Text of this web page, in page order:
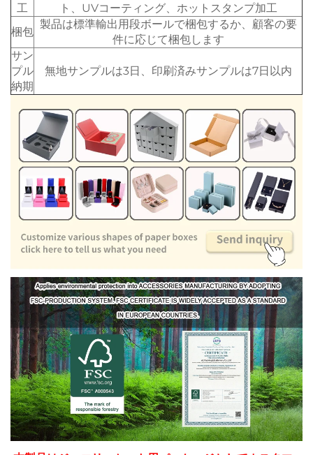
工
ト、UVコーティング、ホットスタンプ加工
梱包
製品は標準輸出用段ボールで梱包するか、顧客の要
件に応じて梱包します
サン
プル
納期
無地サンプルは3日、印刷済みサンプルは7日以内